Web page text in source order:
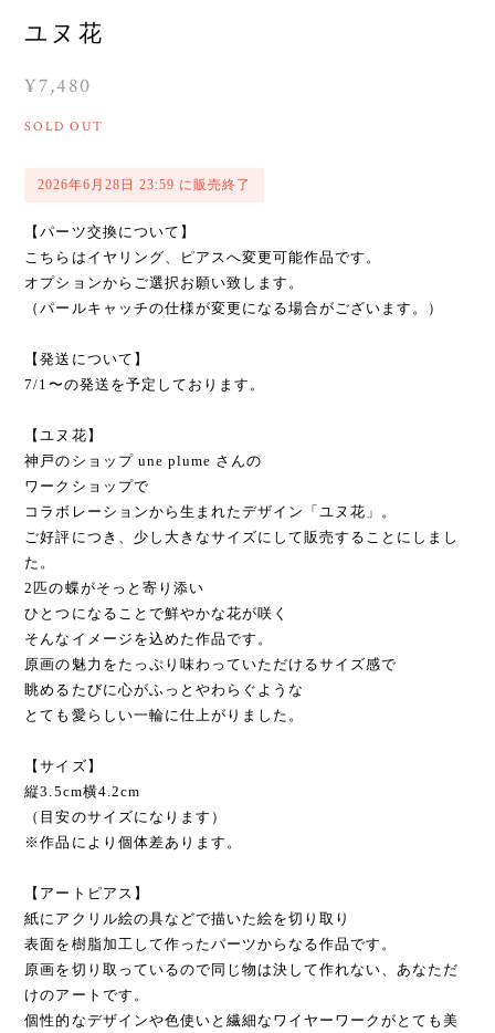
ユヌ花
¥7,480
SOLD OUT
2026年6月28日 23:59 に販売終了
【パーツ交換について】
こちらはイヤリング、ピアスへ変更可能作品です。
オプションからご選択お願い致します。
（パールキャッチの仕様が変更になる場合がございます。）
【発送について】
7/1〜の発送を予定しております。
【ユヌ花】
神戸のショップ une plume さんの
ワークショップで
コラボレーションから生まれたデザイン「ユヌ花」。
ご好評につき、少し大きなサイズにして販売することにしまし
た。
2匹の蝶がそっと寄り添い
ひとつになることで鮮やかな花が咲く
そんなイメージを込めた作品です。
原画の魅力をたっぷり味わっていただけるサイズ感で
眺めるたびに心がふっとやわらぐような
とても愛らしい一輪に仕上がりました。
【サイズ】
縦3.5cm横4.2cm
（目安のサイズになります）
※作品により個体差あります。
【アートピアス】
紙にアクリル絵の具などで描いた絵を切り取り
表面を樹脂加工して作ったパーツからなる作品です。
原画を切り取っているので同じ物は決して作れない、あなただ
けのアートです。
個性的なデザインや色使いと繊細なワイヤーワークがとても美